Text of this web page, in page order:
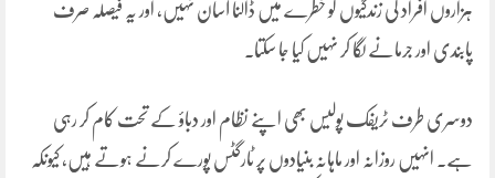
ہزاروں افراد کی زندگیوں کو خطرے میں ڈالنا آسان نہیں، اور یہ فیصلہ صرف
پابندی اور جرمانے لگا کر نہیں کیا جا سکتا۔
دوسری طرف ٹریفک پولیس بھی اپنے نظام اور دباؤ کے تحت کام کر رہی
ہے۔ انہیں روزانہ اور ماہانہ بنیادوں پر ٹارگٹس پورے کرنے ہوتے ہیں، کیونکہ